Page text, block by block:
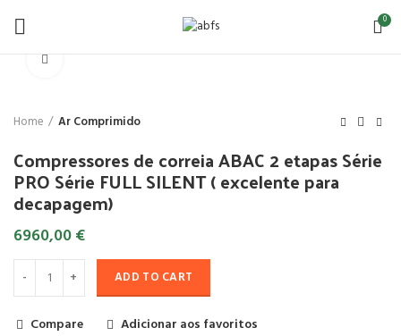
0
Home Ar Comprimido
Compressores de correia ABAC 2 etapas Série
PRO Série FULL SILENT ( excelente para
decapagem)
6960,00€
ADD TO CART
Compare Adicionar aos favoritos